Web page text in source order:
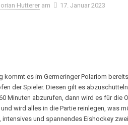
Hutterer am 17. Januar 2023
kommt es im Germeringer Polariom
der Spieler. Diesen gilt es
Minuten abzurufen, dann wird es für die
wird alles in die Partie reinlegen, was
und spannendes Eishockey